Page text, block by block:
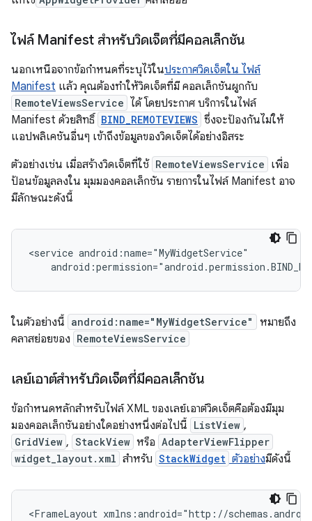
ไฟล์ Manifest สำหรับวิดเจ็ตที่มีคอลเล็กชัน
นอกเหนือจากข้อกำหนดที่ระบุไว้ในประกาศวิดเจ็ตใน ไฟล์
Manifest แล้ว คุณต้องทำให้วิดเจ็ตที่มี คอลเล็กชันผูกกับ
RemoteViewsService ได้ โดยประกาศ บริการในไฟล์
Manifest ด้วยสิทธิ์ BIND_REMOTEVIEWS ซึ่งจะป้องกันไม่ให้
แอปพลิเคชันอื่นๆ เข้าถึงข้อมูลของวิดเจ็ตได้อย่างอิสระ
ตัวอย่างเช่น เมื่อสร้างวิดเจ็ตที่ใช้ RemoteViewsService เพื่อ
ป้อนข้อมูลลงใน มุมมองคอลเล็กชัน รายการในไฟล์ Manifest อาจ
มีลักษณะดังนี้
<service
ในตัวอย่างนี้ android:name="MyWidgetService"
หมายถึง
คลาสย่อยของ RemoteViewsService
เลย์เอาต์สำหรับวิดเจ็ตที่มีคอลเล็กชัน
ข้อกำหนดหลักสำหรับไฟล์ XML ของเลย์เอาต์วิดเจ็ตคือต้องมีมุม
มองคอลเล็กชันอย่างใดอย่างหนึ่งต่อไปนี้ ListView ,
GridView , StackView หรือ AdapterViewFlipper
widget_layout.xml สำหรับ StackWidget ตัวอย่างมีดังนี้
<FrameLayout